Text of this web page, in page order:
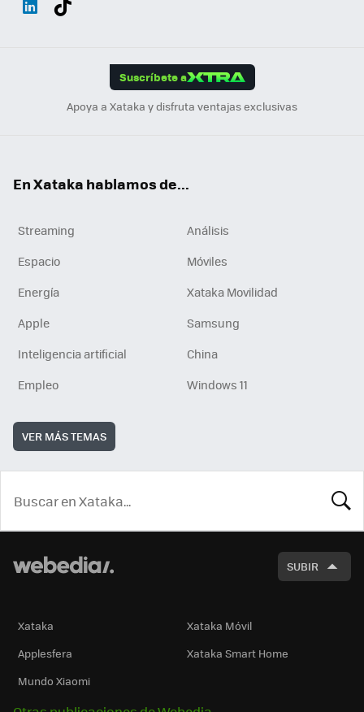
Suscríbete a
Apoya a Xataka y disfruta ventajas exclusivas
En Xataka hablamos de...
Streaming
Análisis
Espacio
Móviles
Energía
Xataka Movilidad
Apple
Samsung
Inteligencia artificial
China
Empleo
Windows 11
VER MÁS TEMAS
SUBIR
Xataka
Xataka Móvil
Applesfera
Xataka Smart Home
Mundo Xiaomi